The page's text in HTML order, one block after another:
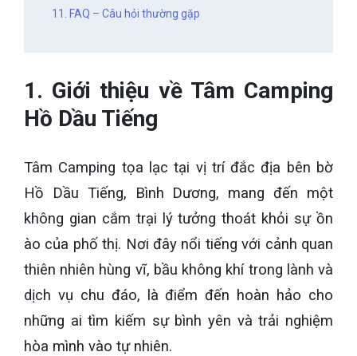
11. FAQ – Câu hỏi thường gặp
1. Giới thiệu về Tâm Camping
Hồ Dầu Tiếng
Tâm Camping tọa lạc tại vị trí đắc địa bên bờ
Hồ Dầu Tiếng, Bình Dương, mang đến một
không gian cắm trại lý tưởng thoát khỏi sự ồn
ào của phố thị. Nơi đây nổi tiếng với cảnh quan
thiên nhiên hùng vĩ, bầu không khí trong lành và
dịch vụ chu đáo, là điểm đến hoàn hảo cho
những ai tìm kiếm sự bình yên và trải nghiệm
hòa mình vào tự nhiên.